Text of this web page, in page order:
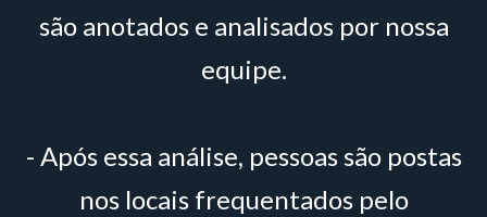
são anotados e analisados por nossa
equipe.
- Após essa análise, pessoas são postas
nos locais frequentados pelo